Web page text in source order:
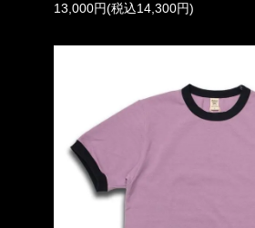
13,000円(税込14,300円)